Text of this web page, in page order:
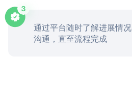
通过平台随时了解进展情
沟通，直至流程完成